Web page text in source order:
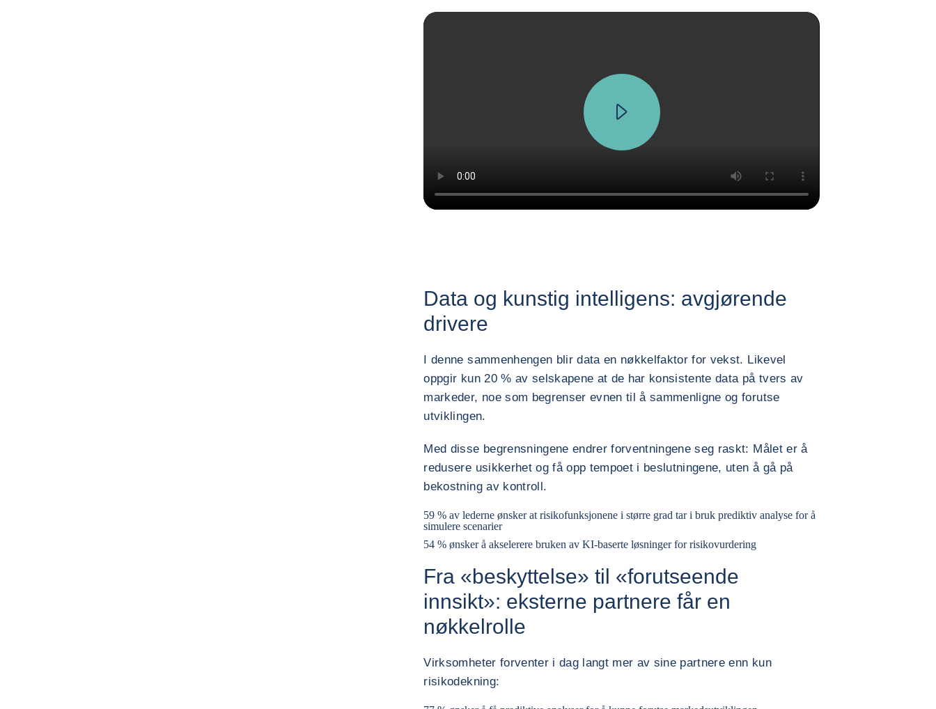
Data og kunstig intelligens: avgjørende
drivere
I denne sammenhengen blir data en nøkkelfaktor for vekst. Likevel
oppgir kun 20 % av selskapene at de har konsistente data på tvers av
markeder, noe som begrenser evnen til å sammenligne og forutse
utviklingen.
Med disse begrensningene endrer forventningene seg raskt: Målet er å
redusere usikkerhet og få opp tempoet i beslutningene, uten å gå på
bekostning av kontroll.
59 % av lederne ønsker at risikofunksjonene i større grad tar i bruk prediktiv analyse for å
simulere scenarier
54 % ønsker å akselerere bruken av KI-baserte løsninger for risikovurdering
Fra «beskyttelse» til «forutseende
innsikt»: eksterne partnere får en
nøkkelrolle
Virksomheter forventer i dag langt mer av sine partnere enn kun
risikodekning: